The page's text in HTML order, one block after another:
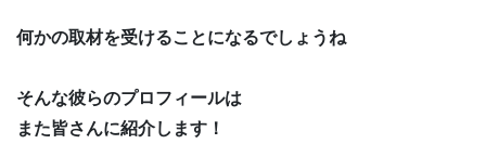
何かの取材を受けることになるでしょうね
そんな彼らのプロフィールは
また皆さんに紹介します！